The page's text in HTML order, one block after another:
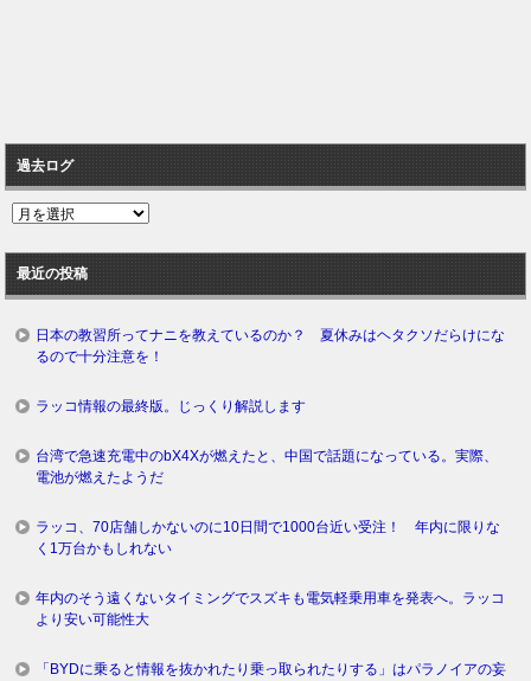
過去ログ
過
ロ
グ
最近の投稿
日本の教習所ってナニを教えているのか？ 夏休みはヘタクソだらけにな
るので十分注意を！
ラッコ情報の最終版。じっくり解説します
台湾で急速充電中のbX4Xが燃えたと、中国で話題になっている。実際、
電池が燃えたようだ
ラッコ、70店舗しかないのに10日間で1000台近い受注！ 年内に限りな
く1万台かもしれない
年内のそう遠くないタイミングでスズキも電気軽乗用車を発表へ。ラッコ
より安い可能性大
「BYDに乗ると情報を抜かれたり乗っ取られたりする」はパラノイアの妄